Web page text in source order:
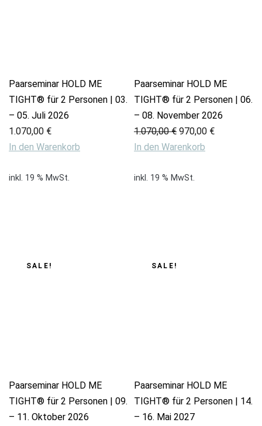
Paarseminar HOLD ME
TIGHT® für 2 Personen | 03.
– 05. Juli 2026
1.070,00 €
In den Warenkorb
inkl. 19 % MwSt.
Paarseminar HOLD ME
TIGHT® für 2 Personen | 06.
– 08. November 2026
1.070,00€
Ursprünglicher
Preis
1.070,00 €
970,00 €
Aktueller
Preis
970,00 €.
In den Warenkorb
inkl. 19 % MwSt.
SALE!
Paarseminar HOLD ME
TIGHT® für 2 Personen | 09.
– 11. Oktober 2026
SALE!
Paarseminar HOLD ME
TIGHT® für 2 Personen | 14.
– 16. Mai 2027